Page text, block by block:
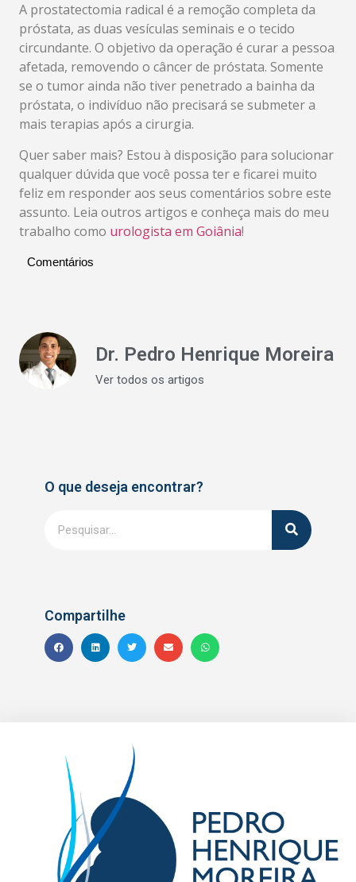
A prostatectomia radical é a remoção completa da
próstata, as duas vesículas seminais e o tecido
circundante. O objetivo da operação é curar a pessoa
afetada, removendo o câncer de próstata. Somente
se o tumor ainda não tiver penetrado a bainha da
próstata, o indivíduo não precisará se submeter a
mais terapias após a cirurgia.
Quer saber mais? Estou à disposição para solucionar
qualquer dúvida que você possa ter e ficarei muito
feliz em responder aos seus comentários sobre este
assunto. Leia outros artigos e conheça mais do meu
trabalho como urologista em Goiânia!
Comentários
Dr. Pedro Henrique Moreira
Ver todos os artigos
O que deseja encontrar?
Compartilhe